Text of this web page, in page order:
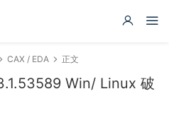
CAX / EDA 正文
Win/ Linux 破